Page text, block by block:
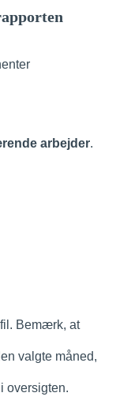
arbejder.
Bemærk, at
valgte måned,
oversigten.